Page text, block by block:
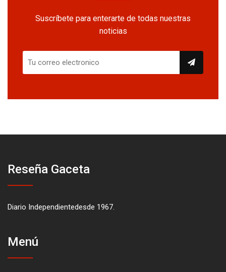
Suscríbete para enterarte de todas nuestras
noticias
Reseña Gaceta
Diario Independientedesde 1967.
Menú